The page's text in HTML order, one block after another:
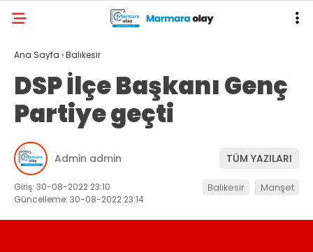
Ana Sayfa ›Balıkesir
DSP İlçe Başkanı Genç
Partiye geçti
Admin admin TÜM YAZILARI
Giriş: 30-08-2022 23:10
Güncelleme: 30-08-2022 23:14
Balıkesir Manşet